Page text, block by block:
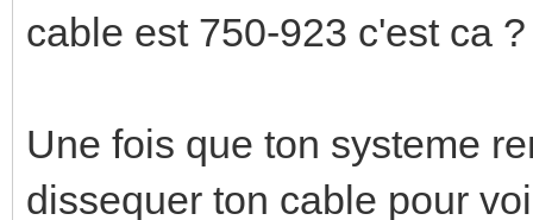
cable est 750-923 c'est ca ?
Une fois que ton systeme
dissequer ton cable pour